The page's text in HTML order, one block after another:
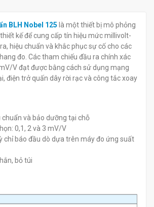
0đ
BLH Nobel 125 là một thiết bị mô phỏng
kế để cung cấp tín hiệu mức millivolt-
hiệu chuẩn và khắc phục sự cố cho các
đo. Các tham chiếu đầu ra chính xác
V đạt được bằng cách sử dụng mạng
điện trở quấn dây rời rạc và công tắc xoay
chuẩn và bảo dưỡng tại chỗ
0,1, 2 và 3 mV/V
chỉ báo đầu dò dựa trên máy đo ứng suất
bỏ túi